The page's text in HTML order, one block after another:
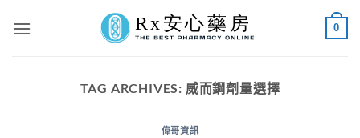
0
TAG ARCHIVES: 威而鋼劑量選擇
偉哥資訊